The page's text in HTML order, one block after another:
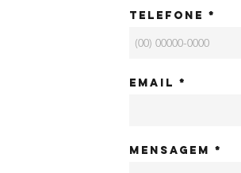
Telefone
Email
Mensagem